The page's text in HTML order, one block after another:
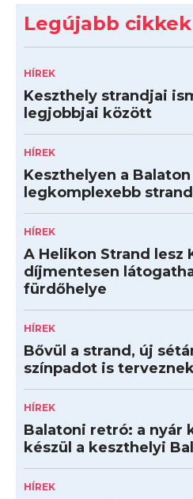
Legújabb cikkek
HÍREK
Keszthely strandjai
legjobbjai között
HÍREK
Keszthelyen a
legkomplexebb
HÍREK
A Helikon Strand lesz
díjmentesen
fürdőhelye
HÍREK
Bővül a strand, új
színpadot is
HÍREK
Balatoni retró: a nyár
készül a keszthelyi
HÍREK